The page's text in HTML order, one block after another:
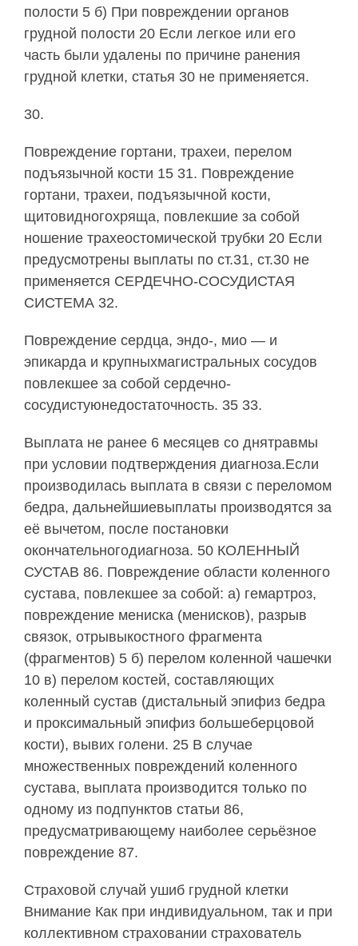
полости 5 б) При повреждении органов
грудной полости 20 Если легкое или его
часть были удалены по причине ранения
грудной клетки, статья 30 не применяется.
30.
Повреждение гортани, трахеи, перелом
подъязычной кости 15 31. Повреждение
гортани, трахеи, подъязычной кости,
щитовидногохряща, повлекшие за собой
ношение трахеостомической трубки 20 Если
предусмотрены выплаты по ст.31, ст.30 не
применяется СЕРДЕЧНО-СОСУДИСТАЯ
СИСТЕМА 32.
Повреждение сердца, эндо-, мио — и
эпикарда и крупныхмагистральных сосудов
повлекшее за собой сердечно-
сосудистуюнедостаточность. 35 33.
Выплата не ранее 6 месяцев со днятравмы
при условии подтверждения диагноза.Если
производилась выплата в связи с переломом
бедра, дальнейшиевыплаты производятся за
её вычетом, после постановки
окончательногодиагноза. 50 КОЛЕННЫЙ
СУСТАВ 86. Повреждение области коленного
сустава, повлекшее за собой: а) гемартроз,
повреждение мениска (менисков), разрыв
связок, отрывыкостного фрагмента
(фрагментов) 5 б) перелом коленной чашечки
10 в) перелом костей, составляющих
коленный сустав (дистальный эпифиз бедра
и проксимальный эпифиз большеберцовой
кости), вывих голени. 25 В случае
множественных повреждений коленного
сустава, выплата производится только по
одному из подпунктов статьи 86,
предусматривающему наиболее серьёзное
повреждение 87.
Страховой случай ушиб грудной клетки
Внимание Как при индивидуальном, так и при
коллективном страховании страхователь